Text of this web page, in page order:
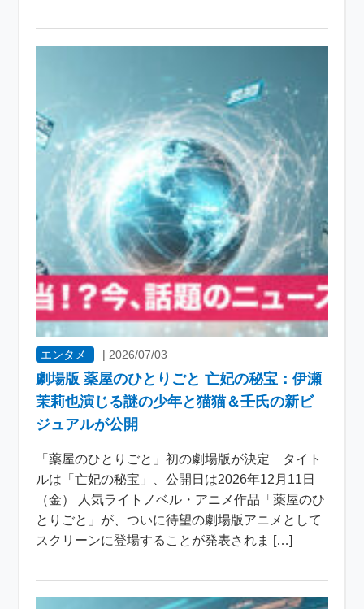
エンタメ | 2026/07/03
劇場版 薬屋のひとりごと 亡妃の秘宝：伊瀬
茉莉也演じる謎の少年と猫猫＆壬氏の新ビ
ジュアルが公開
「薬屋のひとりごと」初の劇場版が決定 タイト
ルは「亡妃の秘宝」、公開日は2026年12月11日
（金） 人気ライトノベル・アニメ作品「薬屋のひ
とりごと」が、ついに待望の劇場版アニメとして
スクリーンに登場することが発表されま […]